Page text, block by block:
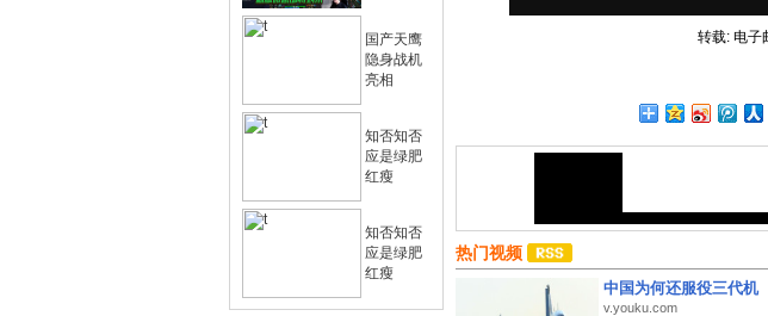
国产天鹰
隐身战机
亮相
知否知否
应是绿肥
红瘦
知否知否
应是绿肥
红瘦
转载: 电子
热门视频
中国为何还服役三代机
v.youku.com